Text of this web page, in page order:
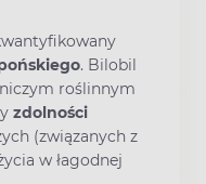
. Bilobil
roślinnym
zdolności
(związanych z
w łagodnej